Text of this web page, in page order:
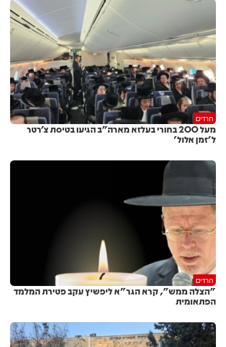
חרדים
מעל 200 בחורי בעלזא מארה"ב הגיעו בטיסת צ'רטר
ל'זמן אלול'
חרדים
"הצלה ממש", קרא הגר"א ליפשיץ עקב פטירת המלמד
הפתאומית